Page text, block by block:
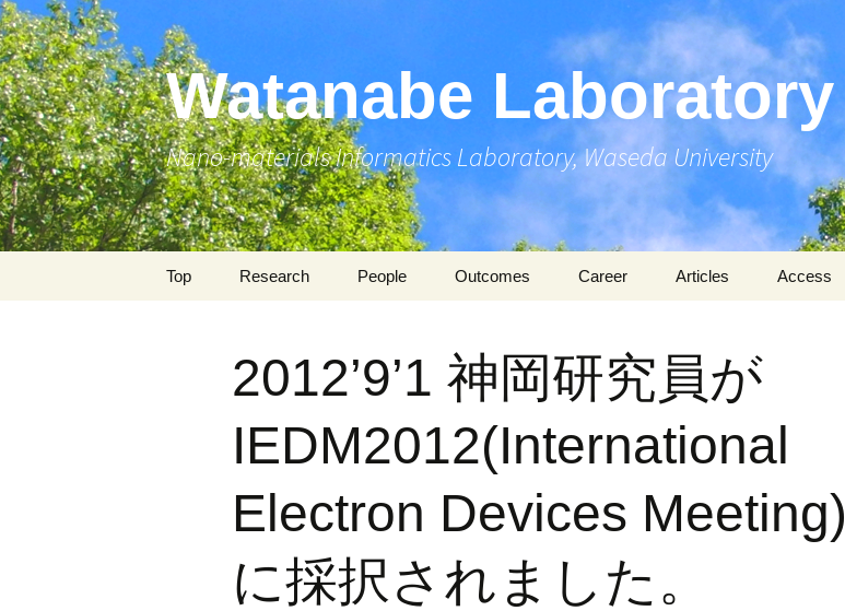
コ
ン
テ
ン
ツ
へ
ス
キ
ッ
プ
Watanabe Laboratory
Nano-materials Informatics Laboratory, Waseda University
Top Research
Si Energy Harvester
Molecular Dynamics
Robot Vision
Equipments
People
Members
Alumni
Outcomes
Thesis
Books
Presentations International
Domestic
Awards
Patents
Other outcomes
Career Articles Access
2012’9’1 神岡研究員が
IEDM2012(International
Electron Devices Meeting)
に採択されました。